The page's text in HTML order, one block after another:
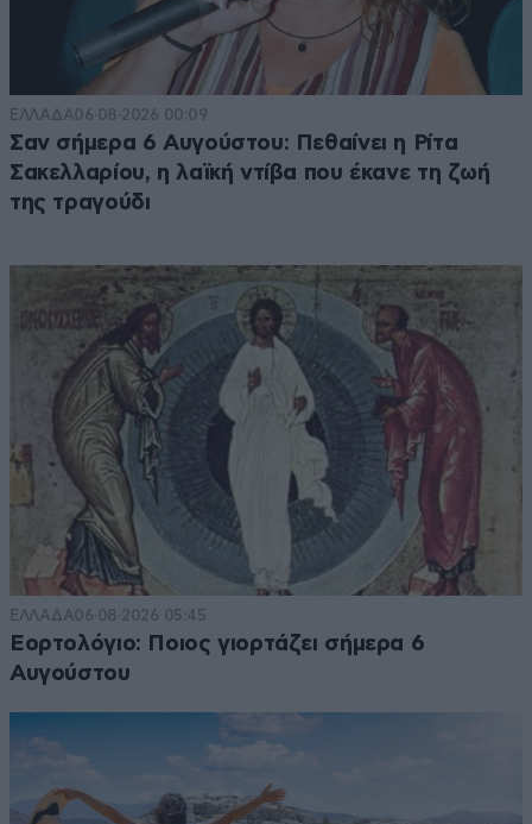
ΕΛΛΑΔΑ06·08·2026 00:09
Σαν σήμερα 6 Αυγούστου: Πεθαίνει η Ρίτα
Σακελλαρίου, η λαϊκή ντίβα που έκανε τη ζωή
της τραγούδι
ΕΛΛΑΔΑ06·08·2026 05:45
Εορτολόγιο: Ποιος γιορτάζει σήμερα 6
Αυγούστου